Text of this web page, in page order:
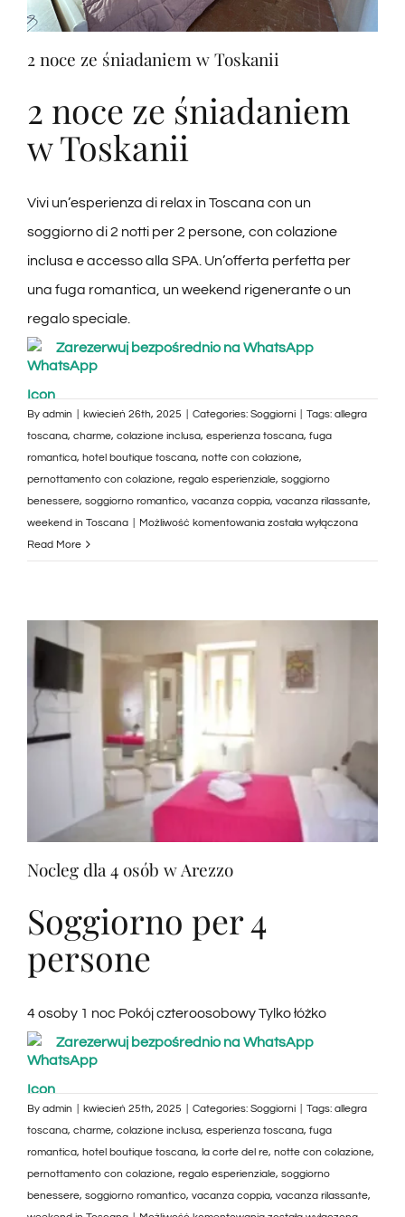
Degustacje
Blogi
Łączność
Amazon
Ebay
2 noce ze śniadaniem w Toskanii
2 noce ze śniadaniem
w Toskanii
Vivi un’esperienza di relax in Toscana con un
soggiorno di 2 notti per 2 persone, con colazione
inclusa e accesso alla SPA. Un’offerta perfetta per
una fuga romantica, un weekend rigenerante o un
regalo speciale.
Zarezerwuj bezpośrednio na WhatsApp
By admin kwiecień 26th, 2025 Categories: Soggiorni Tags: allegra
toscana, charme, colazione inclusa, esperienza toscana, fuga
romantica, hotel boutique toscana, notte con colazione,
pernottamento con colazione, regalo esperienziale, soggiorno
benessere, soggiorno romantico, vacanza coppia, vacanza rilassante,
weekend in Toscana
Możliwość komentowania 2
con
została wyłączona
Read More
Nocleg dla 4 osób w Arezzo
Soggiorno per 4
persone
4 osoby 1 noc Pokój czteroosobowy Tylko łóżko
Zarezerwuj bezpośrednio na WhatsApp
By admin kwiecień 25th, 2025 Categories: Soggiorni Tags: allegra
toscana, charme, colazione inclusa, esperienza toscana, fuga
romantica, hotel boutique toscana, la corte del re, notte con colazione,
pernottamento con colazione, regalo esperienziale, soggiorno
benessere, soggiorno romantico, vacanza coppia, vacanza rilassante,